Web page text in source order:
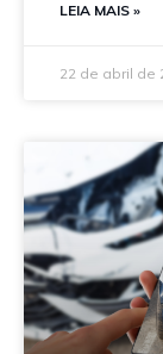
LEIA MAIS »
22 de abril de